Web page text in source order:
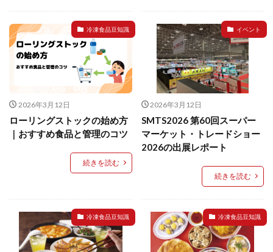
冷凍食品豆知識
2026年3月12日
ローリングストックの始め方
｜おすすめ食品と管理のコツ
続きを読む
イベント
2026年3月12日
SMTS2026 第60回スーパー
マーケット・トレードショー
2026の出展レポート
続きを読む
冷凍食品豆知識 冷凍食品豆知識
麻婆豆腐
麻辣湯 通販 質問
節約
肉汁爆弾餃子
米飯
羽根つき スタミナ肉餃子
羽根つきタン塩餃子
羽根つき餃子
肉ニラ水餃子
肉まん・豚まん
肉餃子 豚まん
膨らむ
衛生管理
袋入り餃子
謹製 羽根つき なにわのお好み餃子
豆苗
夏
5フリー
お酒
おうちde街中華コミュニティ
おうちごはん
おでん
お好み焼き
せいろ
エビチリ イベント
たれ
Strategic Cooking Management
bibigo
ESG